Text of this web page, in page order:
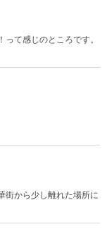
て感じのところです。
街から少し離れた場所に